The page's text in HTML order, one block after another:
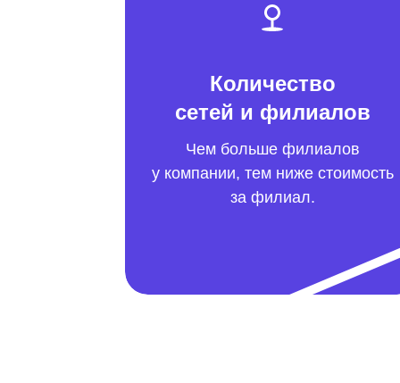
Чем больше филиалов
у компании, тем ниже стоимость
за филиал.
Количество
сетей и филиалов